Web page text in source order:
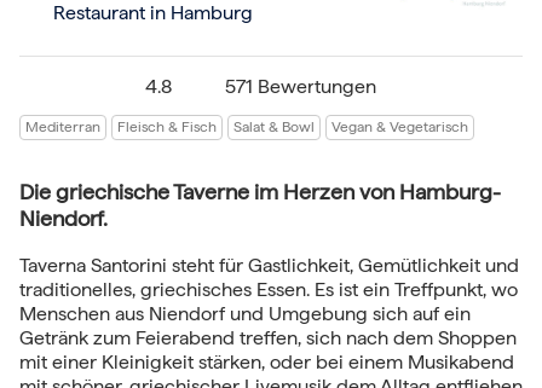
Restaurant in Hamburg
4.8 571 Bewertungen
Mediterran Fleisch & Fisch Salat & Bowl Vegan & Vegetarisch
Die griechische Taverne im Herzen von Hamburg-
Niendorf.
Taverna Santorini steht für Gastlichkeit, Gemütlichkeit und
traditionelles, griechisches Essen. Es ist ein Treffpunkt, wo
Menschen aus Niendorf und Umgebung sich auf ein
Getränk zum Feierabend treffen, sich nach dem Shoppen
mit einer Kleinigkeit stärken, oder bei einem Musikabend